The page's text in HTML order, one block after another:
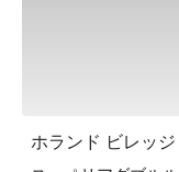
ホランド ビレッ